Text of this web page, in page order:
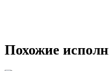
Похожие